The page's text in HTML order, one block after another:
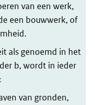
van een werk,
een bouwwerk, of
als genoemd in het
b, wordt in ieder
van gronden,